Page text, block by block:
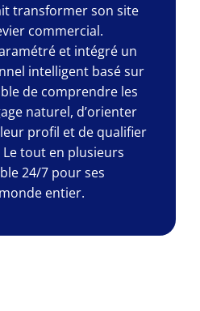
transformer son site
commercial.
et intégré un
intelligent basé sur
de comprendre les
naturel, d’orienter
profil et de qualifier
tout en plusieurs
24/7 pour ses
entier.